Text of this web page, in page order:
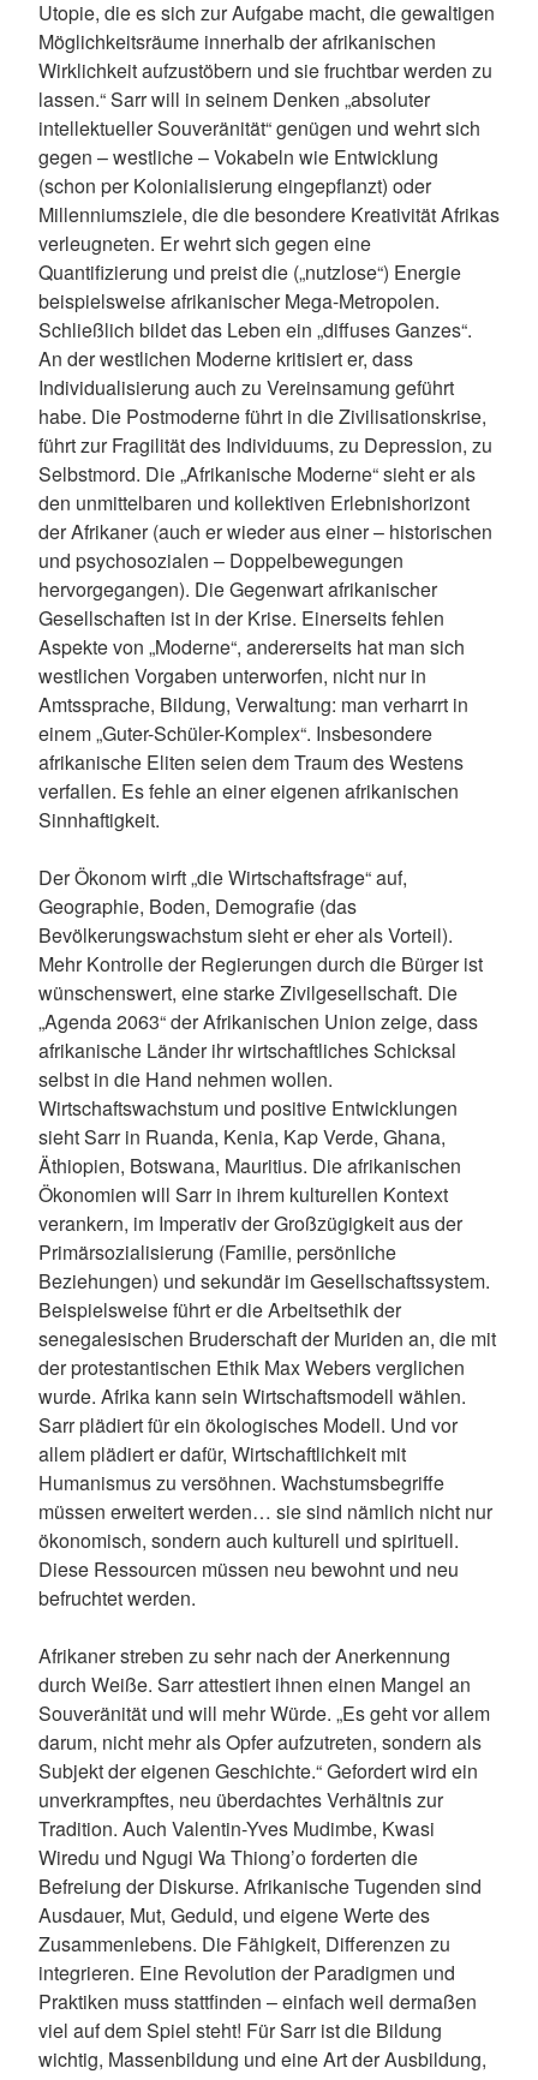
Utopie, die es sich zur Aufgabe macht, die gewaltigen
Möglichkeitsräume innerhalb der afrikanischen
Wirklichkeit aufzustöbern und sie fruchtbar werden zu
lassen.“ Sarr will in seinem Denken „absoluter
intellektueller Souveränität“ genügen und wehrt sich
gegen – westliche – Vokabeln wie Entwicklung
(schon per Kolonialisierung eingepflanzt) oder
Millenniumsziele, die die besondere Kreativität Afrikas
verleugneten. Er wehrt sich gegen eine
Quantifizierung und preist die („nutzlose“) Energie
beispielsweise afrikanischer Mega-Metropolen.
Schließlich bildet das Leben ein „diffuses Ganzes“.
An der westlichen Moderne kritisiert er, dass
Individualisierung auch zu Vereinsamung geführt
habe. Die Postmoderne führt in die Zivilisationskrise,
führt zur Fragilität des Individuums, zu Depression, zu
Selbstmord. Die „Afrikanische Moderne“ sieht er als
den unmittelbaren und kollektiven Erlebnishorizont
der Afrikaner (auch er wieder aus einer – historischen
und psychosozialen – Doppelbewegungen
hervorgegangen). Die Gegenwart afrikanischer
Gesellschaften ist in der Krise. Einerseits fehlen
Aspekte von „Moderne“, andererseits hat man sich
westlichen Vorgaben unterworfen, nicht nur in
Amtssprache, Bildung, Verwaltung: man verharrt in
einem „Guter-Schüler-Komplex“. Insbesondere
afrikanische Eliten seien dem Traum des Westens
verfallen. Es fehle an einer eigenen afrikanischen
Sinnhaftigkeit.
Der Ökonom wirft „die Wirtschaftsfrage“ auf,
Geographie, Boden, Demografie (das
Bevölkerungswachstum sieht er eher als Vorteil).
Mehr Kontrolle der Regierungen durch die Bürger ist
wünschenswert, eine starke Zivilgesellschaft. Die
„Agenda 2063“ der Afrikanischen Union zeige, dass
afrikanische Länder ihr wirtschaftliches Schicksal
selbst in die Hand nehmen wollen.
Wirtschaftswachstum und positive Entwicklungen
sieht Sarr in Ruanda, Kenia, Kap Verde, Ghana,
Äthiopien, Botswana, Mauritius. Die afrikanischen
Ökonomien will Sarr in ihrem kulturellen Kontext
verankern, im Imperativ der Großzügigkeit aus der
Primärsozialisierung (Familie, persönliche
Beziehungen) und sekundär im Gesellschaftssystem.
Beispielsweise führt er die Arbeitsethik der
senegalesischen Bruderschaft der Muriden an, die mit
der protestantischen Ethik Max Webers verglichen
wurde. Afrika kann sein Wirtschaftsmodell wählen.
Sarr plädiert für ein ökologisches Modell. Und vor
allem plädiert er dafür, Wirtschaftlichkeit mit
Humanismus zu versöhnen. Wachstumsbegriffe
müssen erweitert werden… sie sind nämlich nicht nur
ökonomisch, sondern auch kulturell und spirituell.
Diese Ressourcen müssen neu bewohnt und neu
befruchtet werden.
Afrikaner streben zu sehr nach der Anerkennung
durch Weiße. Sarr attestiert ihnen einen Mangel an
Souveränität und will mehr Würde. „Es geht vor allem
darum, nicht mehr als Opfer aufzutreten, sondern als
Subjekt der eigenen Geschichte.“ Gefordert wird ein
unverkrampftes, neu überdachtes Verhältnis zur
Tradition. Auch Valentin-Yves Mudimbe, Kwasi
Wiredu und Ngugi Wa Thiong’o forderten die
Befreiung der Diskurse. Afrikanische Tugenden sind
Ausdauer, Mut, Geduld, und eigene Werte des
Zusammenlebens. Die Fähigkeit, Differenzen zu
integrieren. Eine Revolution der Paradigmen und
Praktiken muss stattfinden – einfach weil dermaßen
viel auf dem Spiel steht! Für Sarr ist die Bildung
wichtig, Massenbildung und eine Art der Ausbildung,